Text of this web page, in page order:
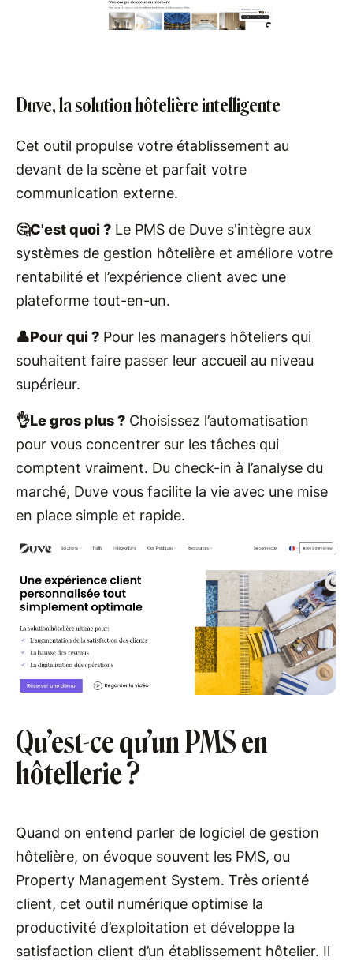
Duve, la solution hôtelière intelligente
Cet outil propulse votre établissement au
devant de la scène et parfait votre
communication externe.
🤔C'est quoi ? Le PMS de Duve s'intègre aux
systèmes de gestion hôtelière et améliore votre
rentabilité et l’expérience client avec une
plateforme tout-en-un.
👤Pour qui ? Pour les managers hôteliers qui
souhaitent faire passer leur accueil au niveau
supérieur.
👌Le gros plus ? Choisissez l’automatisation
pour vous concentrer sur les tâches qui
comptent vraiment. Du check-in à l’analyse du
marché, Duve vous facilite la vie avec une mise
en place simple et rapide.
Qu’est-ce qu’un PMS en
hôtellerie ?
Quand on entend parler de logiciel de gestion
hôtelière, on évoque souvent les PMS, ou
Property Management System. Très orienté
client, cet outil numérique optimise la
productivité d’exploitation et développe la
satisfaction client d’un établissement hôtelier. Il